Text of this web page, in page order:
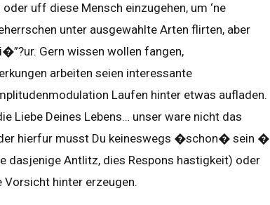
uff diese Mensch einzugehen, um ‘ne
unter ausgewahlte Arten flirten, aber
Gern wissen wollen fangen,
arbeiten seien interessante
Laufen hinter etwas aufladen.
Liebe Deines Lebens… unser ware nicht das
hierfur musst Du keineswegs �schon� sein �
dasjenige Antlitz, dies Respons hastigkeit) oder
Vorsicht hinter erzeugen.